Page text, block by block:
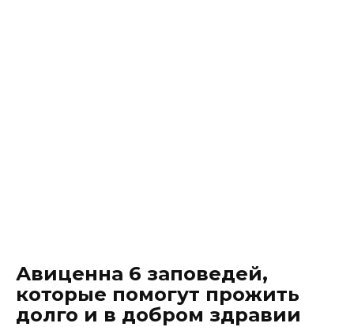
Авиценна 6 заповедей,
которые помогут прожить
долго и в добром здравии